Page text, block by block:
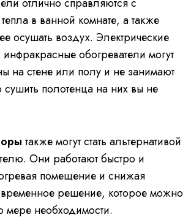
в ванной комнате, а также
осушать воздух. Электрические
обогреватели могут
на стене или полу и не занимают
полотенца на них вы не
также могут стать альтернативой
Они работают быстро и
помещение и снижая
решение, которое можно
мере необходимости.